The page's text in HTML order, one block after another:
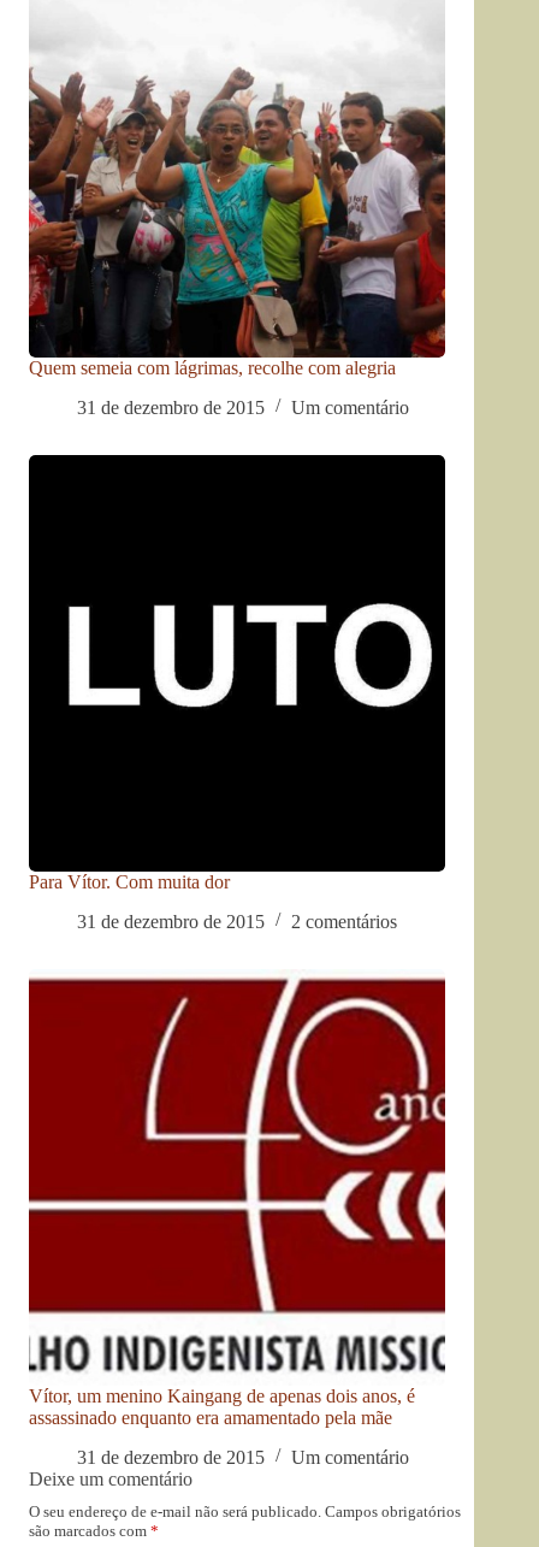
Quem semeia com lágrimas, recolhe com alegria
31 de dezembro de 2015
Um comentário
Para Vítor. Com muita dor
31 de dezembro de 2015
2 comentários
Vítor, um menino Kaingang de apenas dois anos, é
assassinado enquanto era amamentado pela mãe
31 de dezembro de 2015
Um comentário
Deixe um comentário
O seu endereço de e-mail não será publicado. Campos obrigatórios
são marcados com *